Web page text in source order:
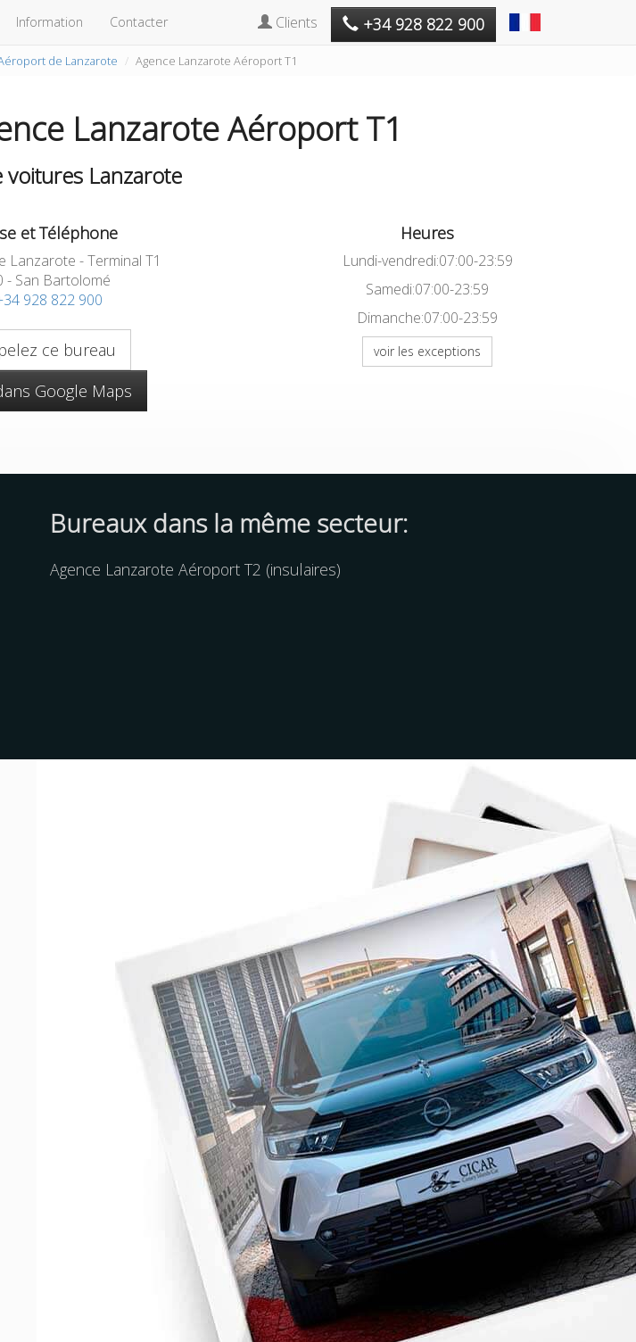
Information Contacter Clients +34 928 822 900
de Lanzarote Agence Lanzarote Aéroport T1
Lanzarote Aéroport T1
voitures Lanzarote
et Téléphone
Lanzarote - Terminal T1
- San Bartolomé
928 822 900
ce bureau
Google Maps
Heures
Lundi-vendredi:07:00-23:59
Samedi:07:00-23:59
Dimanche:07:00-23:59
voir les exceptions
Bureaux dans la même secteur:
Agence Lanzarote Aéroport T2 (insulaires)